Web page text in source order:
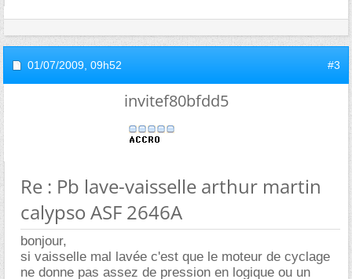
01/07/2009, 09h52 #3
invitef80bfdd5
Re : Pb lave-vaisselle arthur martin
calypso ASF 2646A
bonjour,
si vaisselle mal lavée c'est que le moteur de cyclage
ne donne pas assez de pression en logique ou un